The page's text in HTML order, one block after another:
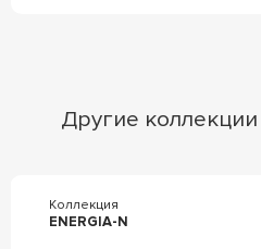
Другие
Коллекция
ENERGIA-N